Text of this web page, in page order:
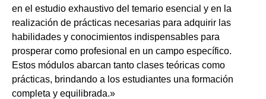
en el estudio exhaustivo del temario esencial y en la
realización de prácticas necesarias para adquirir las
habilidades y conocimientos indispensables para
prosperar como profesional en un campo específico.
Estos módulos abarcan tanto clases teóricas como
prácticas, brindando a los estudiantes una formación
completa y equilibrada.»